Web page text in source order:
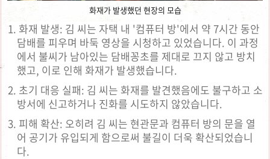
화재가 발생했던 현장의 모습
화재 발생: 김 씨는 자택 내 '컴퓨터 방'에서 약 7시간 동안
담배를 피우며 바둑 영상을 시청하고 있었습니다. 이 과정
에서 불씨가 남아있는 담배꽁초를 제대로 끄지 않고 방치
했고, 이로 인해 화재가 발생했습니다.
초기 대응 실패: 김 씨는 화재를 발견했음에도 불구하고 소
방서에 신고하거나 진화를 시도하지 않았습니다.
피해 확산: 오히려 김 씨는 현관문과 컴퓨터 방의 문을 열
어 공기가 유입되게 함으로써 불길이 더욱 확산되었습니
다.